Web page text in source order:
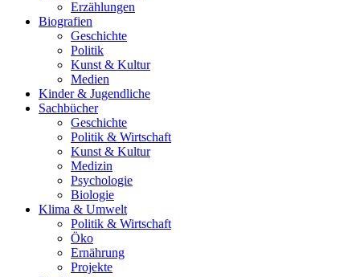
Erzählungen
Biografien
Geschichte
Politik
Kunst & Kultur
Medien
Kinder & Jugendliche
Sachbücher
Geschichte
Politik & Wirtschaft
Kunst & Kultur
Medizin
Psychologie
Biologie
Klima & Umwelt
Politik & Wirtschaft
Öko
Ernährung
Projekte